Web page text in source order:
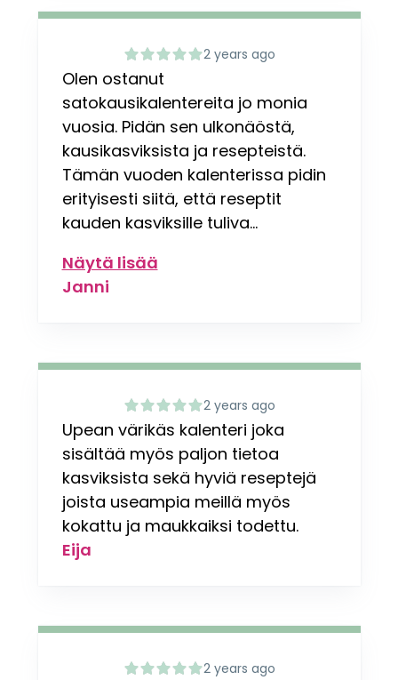
2 years ago
Olen ostanut
satokausikalentereita jo monia
vuosia. Pidän sen ulkonäöstä,
kausikasviksista ja resepteistä.
Tämän vuoden kalenterissa pidin
erityisesti siitä, että reseptit
kauden kasviksille tuliva...
Näytä lisää
Janni
2 years ago
Upean värikäs kalenteri joka
sisältää myös paljon tietoa
kasviksista sekä hyviä reseptejä
joista useampia meillä myös
kokattu ja maukkaiksi todettu.
Eija
2 years ago